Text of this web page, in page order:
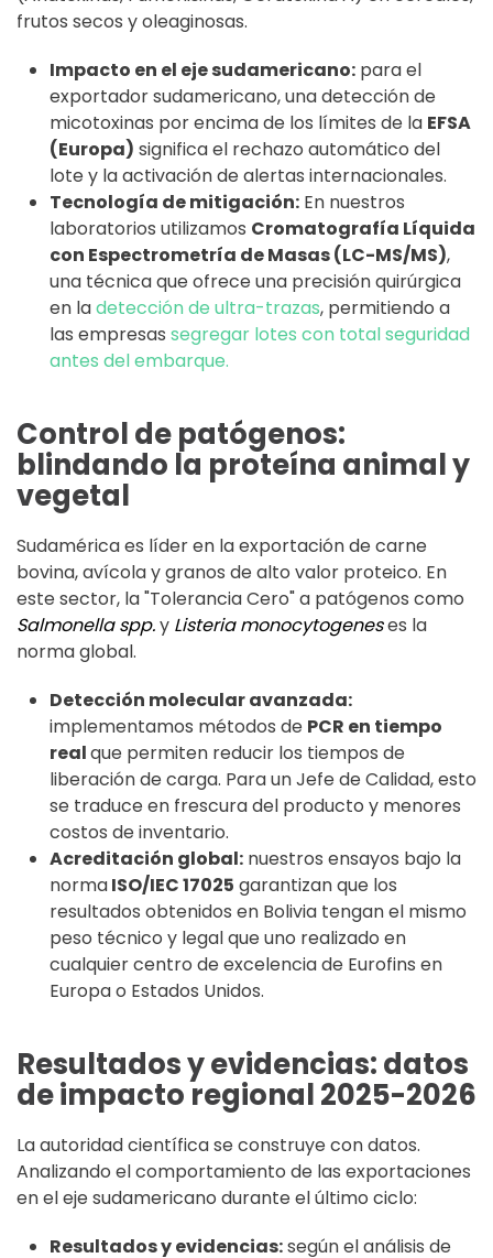
frutos secos y oleaginosas.
Impacto en el eje sudamericano: para el
exportador sudamericano, una detección de
micotoxinas por encima de los límites de la EFSA
(Europa) significa el rechazo automático del
lote y la activación de alertas internacionales.
Tecnología de mitigación: En nuestros
laboratorios utilizamos Cromatografía Líquida
con Espectrometría de Masas (LC-MS/MS),
una técnica que ofrece una precisión quirúrgica
en ladetección de ultra-trazas, permitiendo a
las empresas segregar lotes con total seguridad
antes del embarque.
Control de patógenos:
blindando la proteína animal y
vegetal
Sudamérica es líder en la exportación de carne
bovina, avícola y granos de alto valor proteico. En
este sector, la "Tolerancia Cero" a patógenos como
Salmonella spp.y Listeria monocytogeneses la
norma global.
Detección molecular avanzada:
implementamos métodos de PCR en tiempo
realque permiten reducir los tiempos de
liberación de carga. Para un Jefe de Calidad, esto
se traduce en frescura del producto y menores
costos de inventario.
Acreditación global: nuestros ensayos bajo la
normaISO/IEC 17025 garantizan que los
resultados obtenidos en Bolivia tengan el mismo
peso técnico y legal que uno realizado en
cualquier centro de excelencia de Eurofins en
Europa o Estados Unidos.
Resultados y evidencias: datos
de impacto regional 2025-2026
La autoridad científica se construye con datos.
Analizando el comportamiento de las exportaciones
en el eje sudamericano durante el último ciclo:
Resultados y evidencias:según el análisis de